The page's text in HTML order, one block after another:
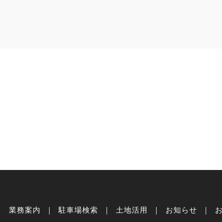
業務案内 駐車場検索 土地活用 お知らせ